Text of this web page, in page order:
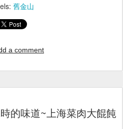
舊金山
a comment
時的味道~上海菜肉大餛飩